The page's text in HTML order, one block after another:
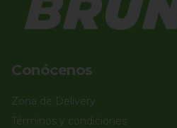
Conócenos
Zona de Delivery
Términos y condiciones